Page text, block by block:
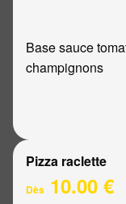
Base sauce
champignons
Pizza raclette
Dès 10.00 €